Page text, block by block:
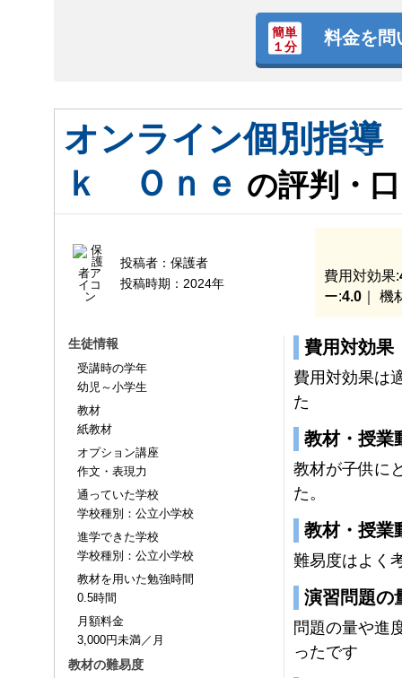
料金を問
オンライン個別指
ｋ Ｏｎｅ の評判・
投稿者： 保護者
投稿時期： 2024年 費用対効果:
ー:4.0｜ 機
生徒情報
受講時の学年
幼児～小学生
教材
紙教材
オプション講座
作文・表現力
通っていた学校
学校種別：公立小学校
進学できた学校
学校種別：公立小学校
教材を用いた勉強時間
0.5時間
月額料金
3,000円未満／月
教材の難易度
費用対効果
費用対効果は
た
教材・授業
教材が子供に
た。
教材・授業
難易度はよく
演習問題の
問題の量や進
ったです